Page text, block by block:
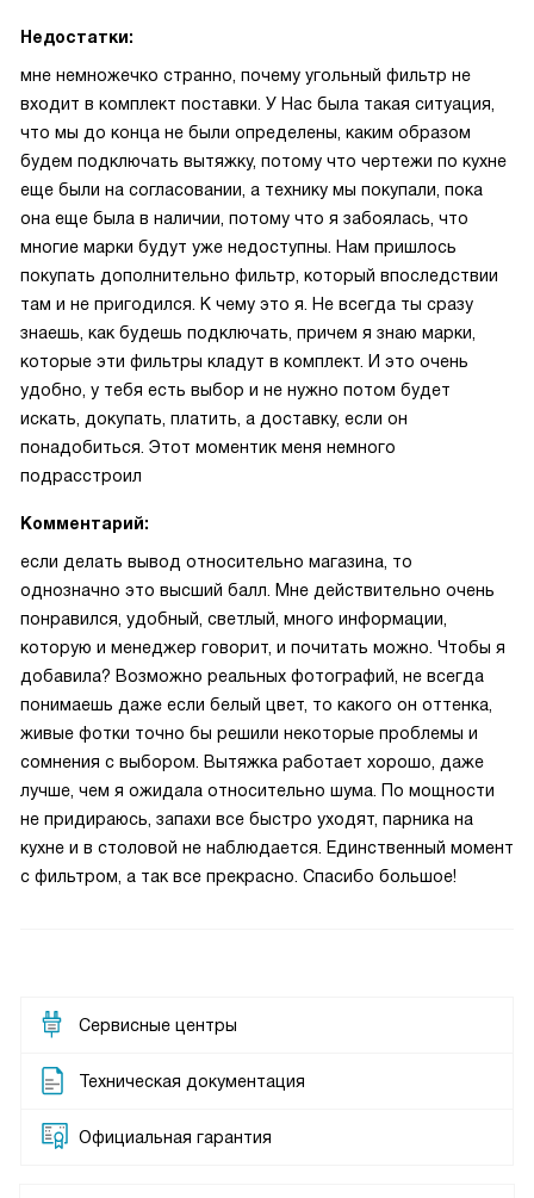
Недостатки:
мне немножечко странно, почему угольный фильтр не
входит в комплект поставки. У Нас была такая ситуация,
что мы до конца не были определены, каким образом
будем подключать вытяжку, потому что чертежи по кухне
еще были на согласовании, а технику мы покупали, пока
она еще была в наличии, потому что я забоялась, что
многие марки будут уже недоступны. Нам пришлось
покупать дополнительно фильтр, который впоследствии
там и не пригодился. К чему это я. Не всегда ты сразу
знаешь, как будешь подключать, причем я знаю марки,
которые эти фильтры кладут в комплект. И это очень
удобно, у тебя есть выбор и не нужно потом будет
искать, докупать, платить, а доставку, если он
понадобиться. Этот моментик меня немного
подрасстроил
Комментарий:
если делать вывод относительно магазина, то
однозначно это высший балл. Мне действительно очень
понравился, удобный, светлый, много информации,
которую и менеджер говорит, и почитать можно. Чтобы я
добавила? Возможно реальных фотографий, не всегда
понимаешь даже если белый цвет, то какого он оттенка,
живые фотки точно бы решили некоторые проблемы и
сомнения с выбором. Вытяжка работает хорошо, даже
лучше, чем я ожидала относительно шума. По мощности
не придираюсь, запахи все быстро уходят, парника на
кухне и в столовой не наблюдается. Единственный момент
с фильтром, а так все прекрасно. Спасибо большое!
Сервисные центры
Техническая документация
Официальная гарантия